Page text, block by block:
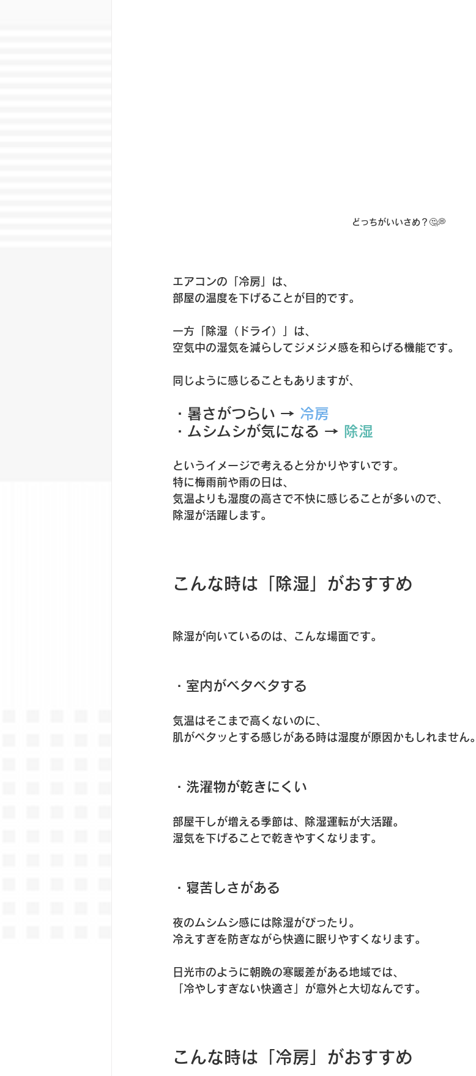
どっちがいいさめ？🤔💭
エアコンの「冷房」は、
部屋の温度を下げることが目的です。
一方「除湿（ドライ）」は、
空気中の湿気を減らしてジメジメ感を和らげる機能です。
同じように感じることもありますが、
・暑さがつらい → 冷房
・ムシムシが気になる → 除湿
というイメージで考えると分かりやすいです。
特に梅雨前や雨の日は、
気温よりも湿度の高さで不快に感じることが多いので、
除湿が活躍します。
こんな時は「除湿」がおすすめ
除湿が向いているのは、こんな場面です。
・室内がベタベタする
気温はそこまで高くないのに、
肌がペタッとする感じがある時は湿度が原因かもしれません。
・洗濯物が乾きにくい
部屋干しが増える季節は、除湿運転が大活躍。
湿気を下げることで乾きやすくなります。
・寝苦しさがある
夜のムシムシ感には除湿がぴったり。
冷えすぎを防ぎながら快適に眠りやすくなります。
日光市のように朝晩の寒暖差がある地域では、
「冷やしすぎない快適さ」が意外と大切なんです。
こんな時は「冷房」がおすすめ